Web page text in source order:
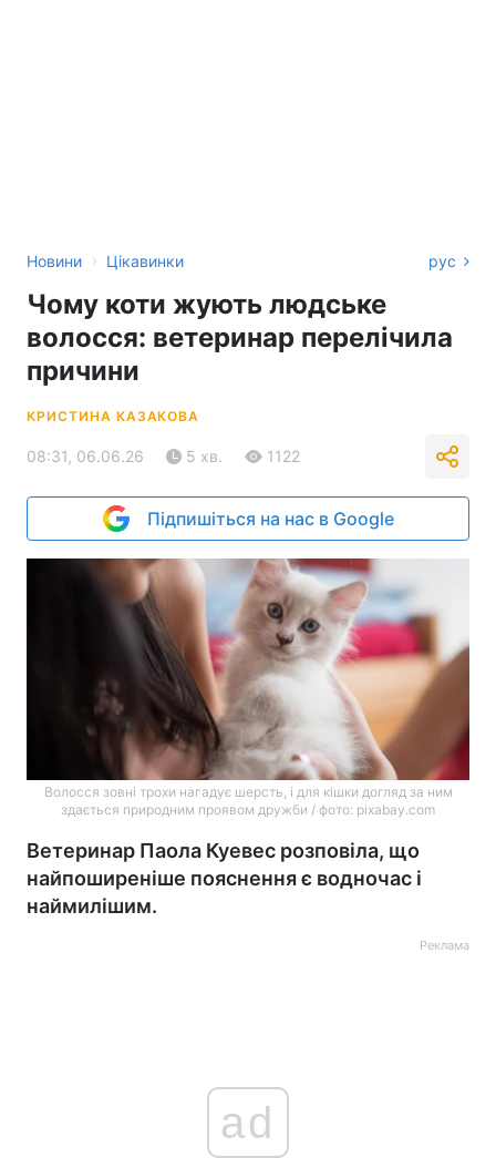
Новини › Цікавинки рус
Чому коти жують людське
волосся: ветеринар перелічила
причини
КРИСТИНА КАЗАКОВА
08:31, 06.06.26 5 хв. 1122
Підпишіться на нас в Google
Волосся зовні трохи нагадує шерсть, і для кішки догляд за ним
здається природним проявом дружби / фото: pixabay.com
Ветеринар Паола Куевес розповіла, що
найпоширеніше пояснення є водночас і
наймилішим.
Реклама
ad